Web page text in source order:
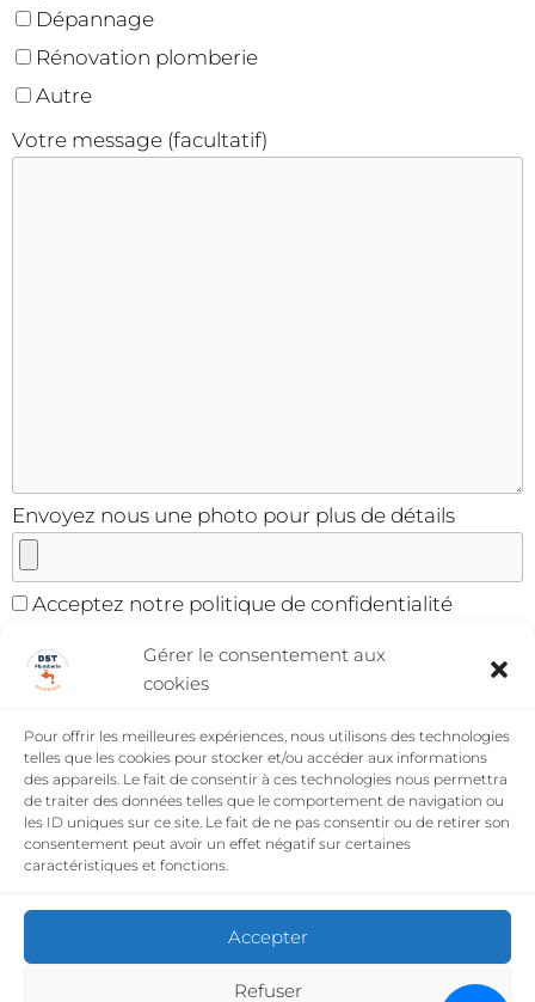
Gérer le consentement aux
cookies
Pour offrir les meilleures expériences, nous utilisons des technologies
telles que les cookies pour stocker et/ou accéder aux informations
des appareils. Le fait de consentir à ces technologies nous permettra
de traiter des données telles que le comportement de navigation ou
les ID uniques sur ce site. Le fait de ne pas consentir ou de retirer son
consentement peut avoir un effet négatif sur certaines
caractéristiques et fonctions.
Accepter
Refuser
Dépannage
Rénovation plomberie
Autre
Votre message (facultatif)
Envoyez nous une photo pour plus de détails
Acceptez notre politique de confidentialité
InfogreffeSIRET
Assurance décennaleQBE FRANCE N°
008527512968
2023 Tout droit réservé DST Plomberie